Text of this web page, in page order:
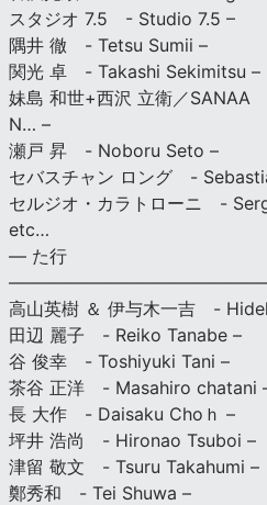
スタジオ 7.5 - Studio 7.5 –
隅井 徹 - Tetsu Sumii –
関光 卓 - Takashi Sekimitsu –
妹島 和世+西沢 立衛／
N… –
瀬戸 昇 - Noboru Seto –
セバスチャン ロング -
セルジオ・カラトローニ -
etc…
— た行
高山英樹 ＆ 伊与木一吉 -
田辺 麗子 - Reiko Tanabe –
谷 俊幸 - Toshiyuki Tani –
茶谷 正洋 - Masahiro chatani
長 大作 - Daisaku Choｈ –
坪井 浩尚 - Hironao Tsuboi –
津留 敬文 - Tsuru Takahumi –
鄭秀和 - Tei Shuwa –